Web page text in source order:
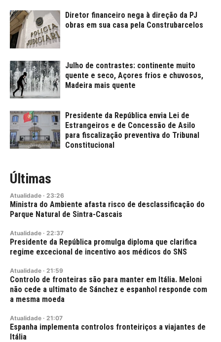
Diretor financeiro nega à direção da PJ
obras em sua casa pela Construbarcelos
Julho de contrastes: continente muito
quente e seco, Açores frios e chuvosos,
Madeira mais quente
Presidente da República envia Lei de
Estrangeiros e de Concessão de Asilo
para fiscalização preventiva do Tribunal
Constitucional
Últimas
Atualidade · 23:26
Ministra do Ambiente afasta risco de desclassificação do
Parque Natural de Sintra-Cascais
Atualidade · 22:37
Presidente da República promulga diploma que clarifica
regime excecional de incentivo aos médicos do SNS
Atualidade · 21:59
Controlo de fronteiras são para manter em Itália. Meloni
não cede a ultimato de Sánchez e espanhol responde com
a mesma moeda
Atualidade · 21:07
Espanha implementa controlos fronteiriços a viajantes de
Itália